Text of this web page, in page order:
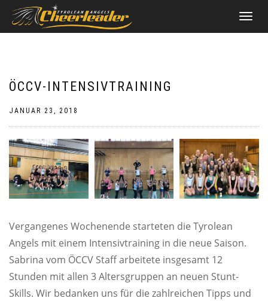
ÖCCV-INTENSIVTRAINING
JANUAR 23, 2018
Vergangenes Wochenende starteten die Tyrolean
Angels mit einem Intensivtraining in die neue Saison.
Sabrina vom ÖCCV Staff arbeitete insgesamt 12
Stunden mit allen 3 Altersgruppen an neuen Stunt-
Skills. Wir bedanken uns für die zahlreichen Tipps und